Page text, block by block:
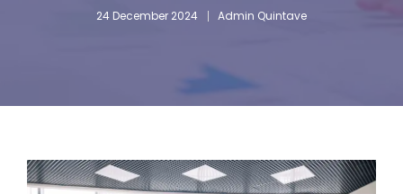
24 December 2024 Admin Quintave